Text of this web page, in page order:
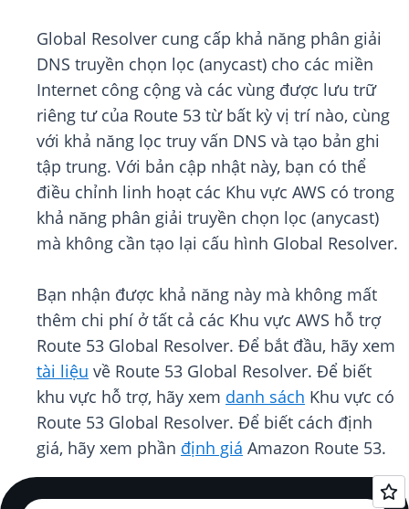
Global Resolver cung cấp khả năng phân giải
DNS truyền chọn lọc (anycast) cho các miền
Internet công cộng và các vùng được lưu trữ
riêng tư của Route 53 từ bất kỳ vị trí nào, cùng
với khả năng lọc truy vấn DNS và tạo bản ghi
tập trung. Với bản cập nhật này, bạn có thể
điều chỉnh linh hoạt các Khu vực AWS có trong
khả năng phân giải truyền chọn lọc (anycast)
mà không cần tạo lại cấu hình Global Resolver.
Bạn nhận được khả năng này mà không mất
thêm chi phí ở tất cả các Khu vực AWS hỗ trợ
Route 53 Global Resolver. Để bắt đầu, hãy xem
tài liệu về Route 53 Global Resolver. Để biết
khu vực hỗ trợ, hãy xem danh sách Khu vực có
Route 53 Global Resolver. Để biết cách định
giá, hãy xem phần định giá Amazon Route 53.